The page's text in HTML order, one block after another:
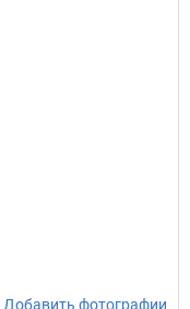
Добавить фотографии